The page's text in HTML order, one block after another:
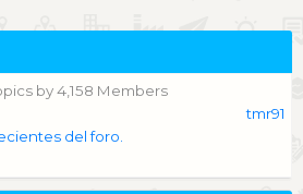
by 4,158 Members
tmr91
del foro.